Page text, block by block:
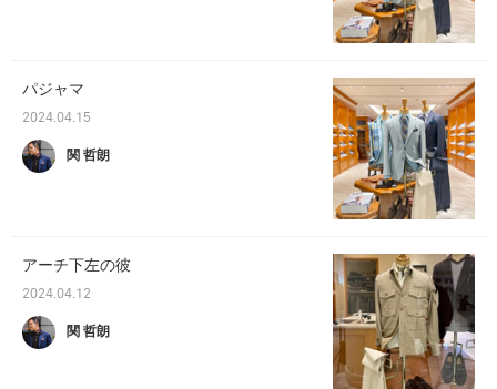
パジャマ
2024.04.15
関 哲朗
アーチ下左の彼
2024.04.12
関 哲朗